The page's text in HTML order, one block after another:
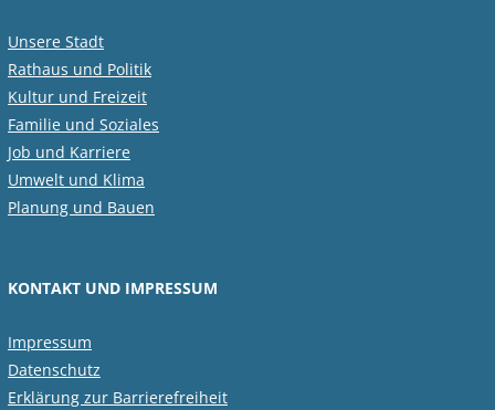
Unsere Stadt
Rathaus und Politik
Kultur und Freizeit
Familie und Soziales
Job und Karriere
Umwelt und Klima
Planung und Bauen
KONTAKT UND IMPRESSUM
Impressum
Datenschutz
Erklärung zur Barrierefreiheit